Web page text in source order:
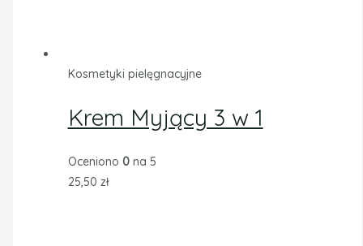
Kosmetyki pielęgnacyjne
Krem Myjący 3 w 1
Oceniono 0na 5
25,50 zł